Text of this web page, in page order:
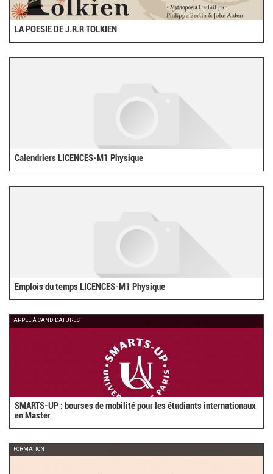
LA POESIE DE J.R.R TOLKIEN
Calendriers LICENCES-M1 Physique
Emplois du temps LICENCES-M1 Physique
APPEL À CANDIDATURES
SMARTS-UP : bourses de mobilité pour les étudiants internationaux
en Master
FORMATION